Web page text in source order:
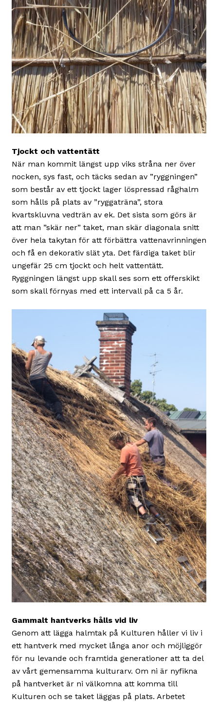
Tjockt och vattentätt
När man kommit längst upp viks stråna ner över
nocken, sys fast, och täcks sedan av ”ryggningen”
som består av ett tjockt lager löspressad råghalm
som hålls på plats av ”ryggaträna”, stora
kvartskluvna vedträn av ek. Det sista som görs är
att man ”skär ner” taket, man skär diagonala snitt
över hela takytan för att förbättra vattenavrinningen
och få en dekorativ slät yta. Det färdiga taket blir
ungefär 25 cm tjockt och helt vattentätt.
Ryggningen längst upp skall ses som ett offerskikt
som skall förnyas med ett intervall på ca 5 år.
Gammalt hantverks hålls vid liv
Genom att lägga halmtak på Kulturen håller vi liv i
ett hantverk med mycket långa anor och möjliggör
för nu levande och framtida generationer att ta del
av vårt gemensamma kulturarv. Om ni är nyfikna
på hantverket är ni välkomna att komma till
Kulturen och se taket läggas på plats. Arbetet